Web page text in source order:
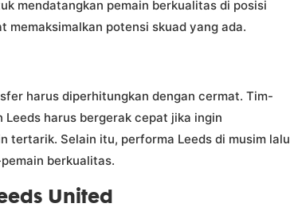
mendatangkan pemain berkualitas di posisi
memaksimalkan potensi skuad yang ada.
harus diperhitungkan dengan cermat. Tim-
harus bergerak cepat jika ingin
tertarik. Selain itu, performa Leeds di musim lalu
berkualitas.
United